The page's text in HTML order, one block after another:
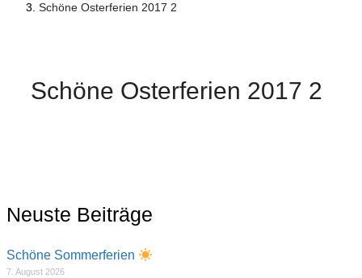
Schöne Osterferien 2017 2
Schöne Osterferien 2017 2
Neuste Beiträge
Schöne Sommerferien
7. August 2026